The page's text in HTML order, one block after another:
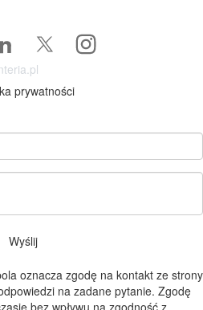
prywatności
Wyślij
oznacza zgodę na kontakt ze strony
na zadane pytanie. Zgodę
bez wpływu na zgodność z